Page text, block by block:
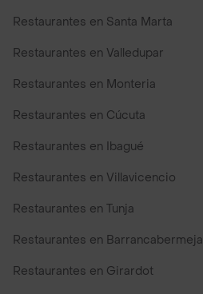
Restaurantes en Santa Marta
Restaurantes en Valledupar
Restaurantes en Monteria
Restaurantes en Cúcuta
Restaurantes en Ibagué
Restaurantes en Villavicencio
Restaurantes en Tunja
Restaurantes en Barrancabermeja
Restaurantes en Girardot